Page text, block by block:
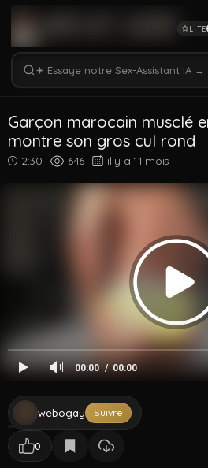
LITE
Rechercher vidéos, modèles, tags...
Essaye notre Sex-Assistant IA →
Garçon marocain musclé
montre son gros cul rond
2:30 646 il y a 11 mois
00:00 00:00
webogay Suivre
0